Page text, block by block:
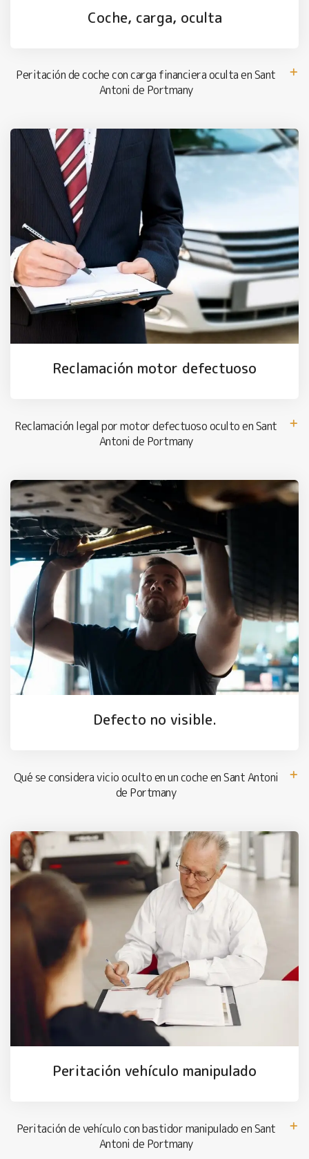
Coche, carga, oculta
Peritación de coche con carga financiera oculta en Sant
Antoni de Portmany
Reclamación motor defectuoso
Reclamación legal por motor defectuoso oculto en Sant
Antoni de Portmany
Defecto no visible.
Qué se considera vicio oculto en un coche en Sant Antoni
de Portmany
Peritación vehículo manipulado
Peritación de vehículo con bastidor manipulado en Sant
Antoni de Portmany